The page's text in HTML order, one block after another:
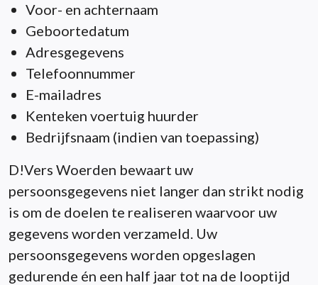
Voor- en achternaam
Geboortedatum
Adresgegevens
Telefoonnummer
E-mailadres
Kenteken voertuig huurder
Bedrijfsnaam (indien van toepassing)
D!Vers Woerden bewaart uw
persoonsgegevens niet langer dan strikt nodig
is om de doelen te realiseren waarvoor uw
gegevens worden verzameld. Uw
persoonsgegevens worden opgeslagen
gedurende én een half jaar tot na de looptijd